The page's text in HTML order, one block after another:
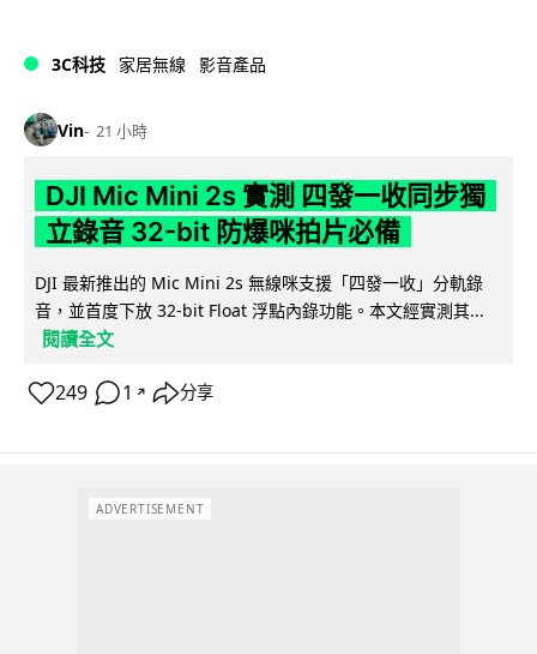
3C科技 家居無線 影音產品
Vin 21 小時
DJI Mic Mini 2s 實測 四發一收同步獨
立錄音 32-bit 防爆咪拍片必備
DJI 最新推出的 Mic Mini 2s 無線咪支援「四發一收」分軌錄
音，並首度下放 32-bit Float 浮點內錄功能。本文經實測其...
閱讀全文
249 1 ↗ 分享
ADVERTISEMENT